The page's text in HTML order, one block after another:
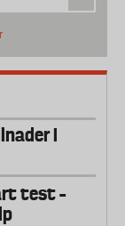
i
test –